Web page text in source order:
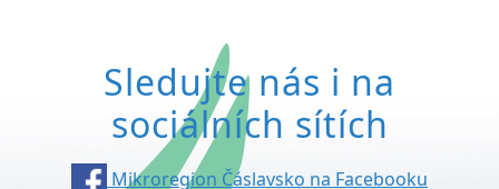
Sledujte nás i na
sociálních sítích
Mikroregion Čáslavsko na Facebooku